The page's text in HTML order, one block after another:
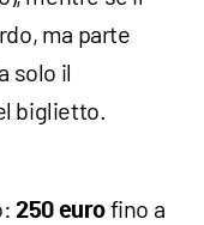
ma parte
solo il
biglietto.
250 euro fino a